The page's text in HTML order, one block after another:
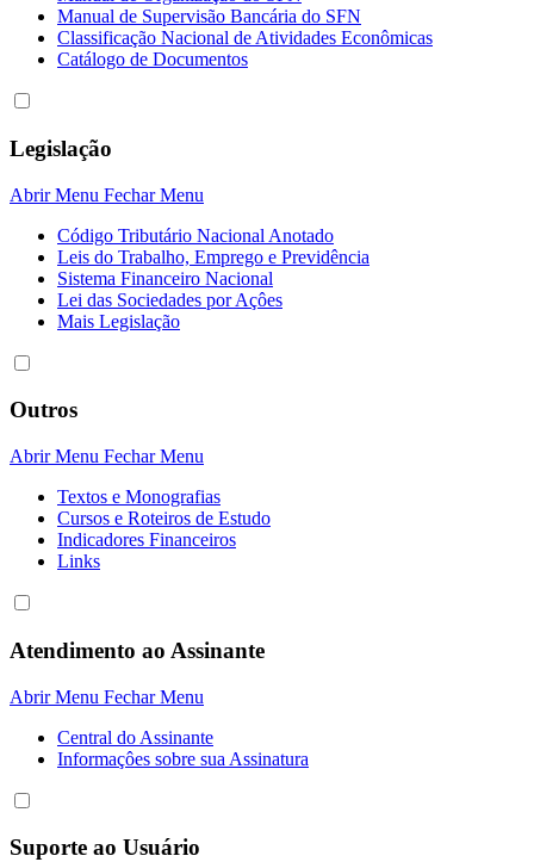
Manual de Supervisão Bancária do SFN
Classificação Nacional de Atividades Econômicas
Catálogo de Documentos
Legislação
Abrir Menu Fechar Menu
Código Tributário Nacional Anotado
Leis do Trabalho, Emprego e Previdência
Sistema Financeiro Nacional
Lei das Sociedades por Açôes
Mais Legislação
Outros
Abrir Menu Fechar Menu
Textos e Monografias
Cursos e Roteiros de Estudo
Indicadores Financeiros
Links
Atendimento ao Assinante
Abrir Menu Fechar Menu
Central do Assinante
Informaçôes sobre sua Assinatura
Suporte ao Usuário